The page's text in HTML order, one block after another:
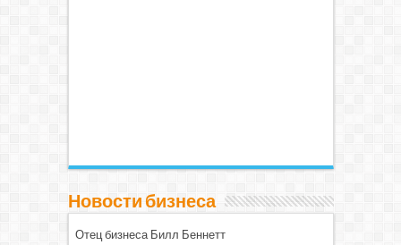
Новости бизнеса
Отец бизнеса Билл Беннетт